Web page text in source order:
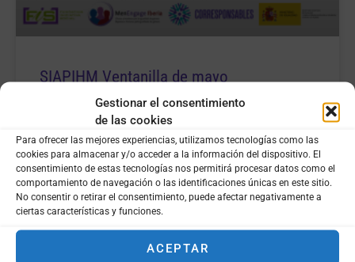
Gestionar el consentimiento
de las cookies
Para ofrecer las mejores experiencias, utilizamos tecnologías como las
cookies para almacenar y/o acceder a la información del dispositivo. El
consentimiento de estas tecnologías nos permitirá procesar datos como el
comportamiento de navegación o las identificaciones únicas en este sitio.
No consentir o retirar el consentimiento, puede afectar negativamente a
ciertas características y funciones.
ACEPTAR
SIAPIHM Ventanilla de mayo
Jueves 16 de mayo de 10h a 12h CET – Ventanilla
sobre Hombres y Masculinidades, con apartado
temático «De la teoría a la práctica: ejemplos de
proyectos sobre Hombres y Masculinidad». Con la
participación de Fundación Cepaim.